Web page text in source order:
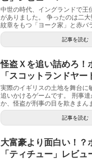
中世の時代、イングランドで王
がありました。 争ったのは二
紋章をもつ「ヨーク家」と赤バ
記事を読む
怪盗Ｘを追い詰めろ！
「スコットランドヤ
実際のイギリスの土地を舞台に
追いかけるゲームです。 刑事
か、怪盗が刑事の目を欺きまん
記事を読む
大富豪より面白い！？
「ティチュー」レビュ